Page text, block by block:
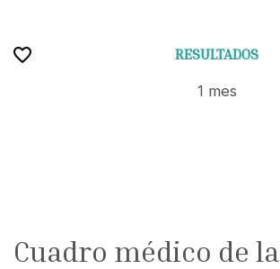
RESULTADOS
1 mes
Cuadro médico de la